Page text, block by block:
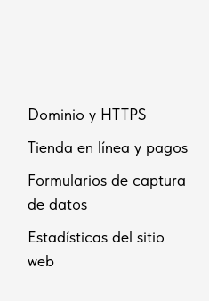
Dominio y HTTPS
Tienda en línea y pagos
Formularios de captura
de datos
Estadísticas del sitio
web